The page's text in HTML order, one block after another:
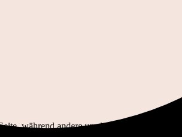
während andere uns helfen, diese